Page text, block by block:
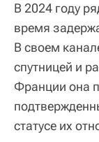
В 2024 году
время
В своем
спутницей и
Франции она
статусе их